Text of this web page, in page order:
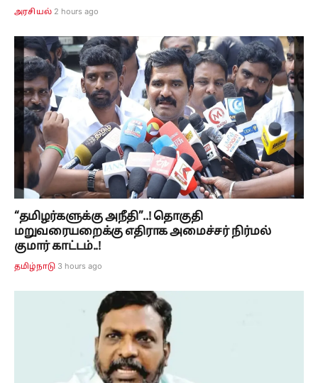
அரசியல் 2 hours ago
“தமிழர்களுக்கு அநீதி”..! தொகுதி
மறுவரையறைக்கு எதிராக அமைச்சர் நிர்மல்
குமார் காட்டம்..!
தமிழ்நாடு 3 hours ago